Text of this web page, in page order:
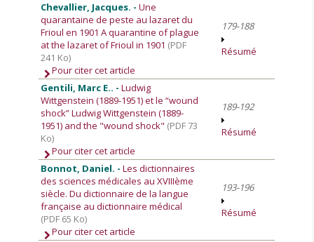
Chevallier, Jacques. -Une
quarantaine de peste au lazaret du
Frioul en 1901 A quarantine of plague
at the lazaret of Frioul in 1901 (PDF
241 Ko)
Pour citer cet article
179-188
Résumé
Gentili, Marc E.. -Ludwig
Wittgenstein (1889-1951) et le “wound
shock” Ludwig Wittgenstein (1889-
1951) and the "wound shock" (PDF 73
Ko)
Pour citer cet article
189-192
Résumé
Bonnot, Daniel. -Les dictionnaires
des sciences médicales au XVIIIème
siècle. Du dictionnaire de la langue
française au dictionnaire médical
(PDF 65 Ko)
Pour citer cet article
193-196
Résumé